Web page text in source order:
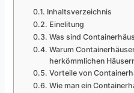
Inhaltsverzeichnis
Einelitung
Was sind
Warum
herkömmlichen
Vorteile von
Wie man ein